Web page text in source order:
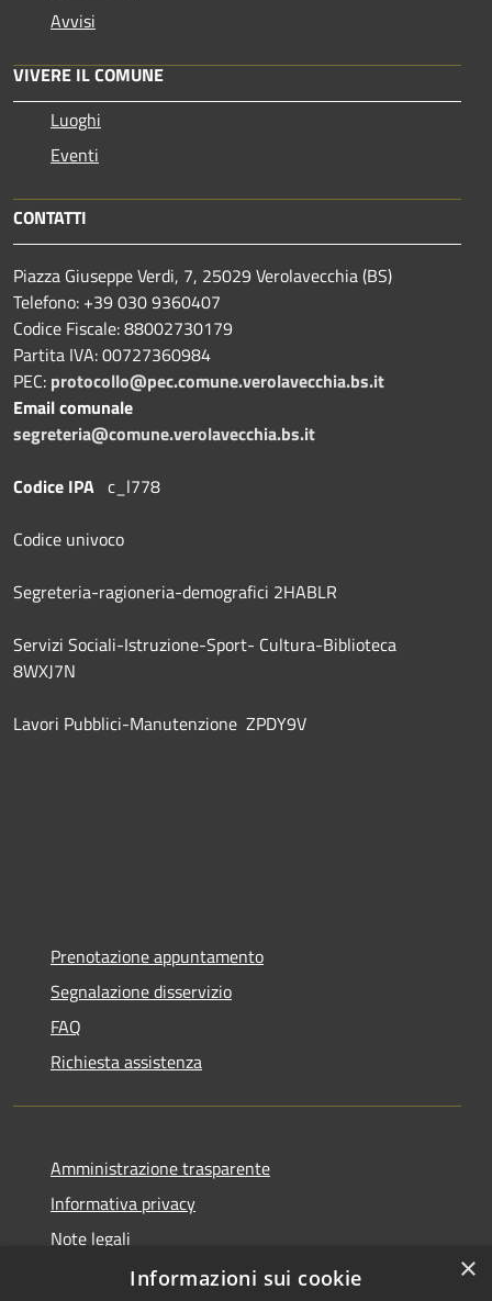
Avvisi
VIVERE IL COMUNE
Luoghi
Eventi
CONTATTI
Piazza Giuseppe Verdi, 7, 25029 Verolavecchia (BS)
Telefono: +39 030 9360407
Codice Fiscale: 88002730179
Partita IVA: 00727360984
PEC: protocollo@pec.comune.verolavecchia.bs.it
Email comunale
segreteria@comune.verolavecchia.bs.it
Codice IPA c_l778
Codice univoco
Segreteria-ragioneria-demografici 2HABLR
Servizi Sociali-Istruzione-Sport- Cultura-Biblioteca
8WXJ7N
Lavori Pubblici-Manutenzione ZPDY9V
Prenotazione appuntamento
Segnalazione disservizio
FAQ
Richiesta assistenza
Amministrazione trasparente
Informativa privacy
Note legali
Dichiarazione di accessibilità
×
Informazioni sui cookie